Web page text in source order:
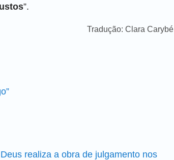
”.
Tradução: Clara Carybé
realiza a obra de julgamento nos